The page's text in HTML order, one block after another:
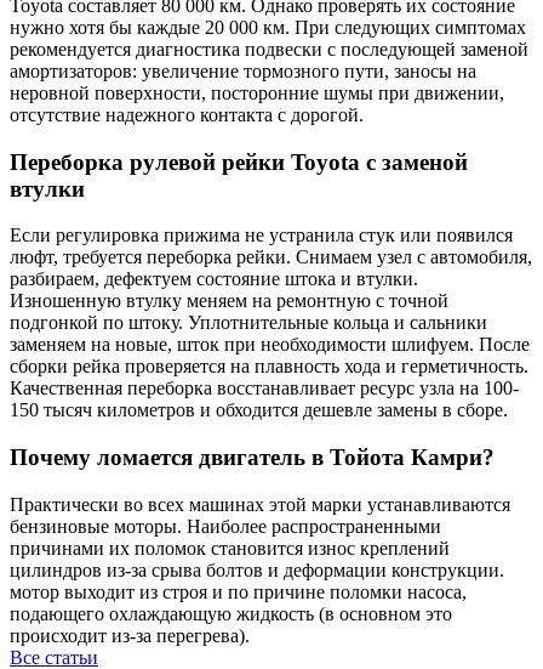
Toyota составляет 80 000 км. Однако проверять их состояние
нужно хотя бы каждые 20 000 км. При следующих симптомах
рекомендуется диагностика подвески с последующей заменой
амортизаторов: увеличение тормозного пути, заносы на
неровной поверхности, посторонние шумы при движении,
отсутствие надежного контакта с дорогой.
Переборка рулевой рейки Toyota с заменой
втулки
Если регулировка прижима не устранила стук или появился
люфт, требуется переборка рейки. Снимаем узел с автомобиля,
разбираем, дефектуем состояние штока и втулки.
Изношенную втулку меняем на ремонтную с точной
подгонкой по штоку. Уплотнительные кольца и сальники
заменяем на новые, шток при необходимости шлифуем. После
сборки рейка проверяется на плавность хода и герметичность.
Качественная переборка восстанавливает ресурс узла на 100-
150 тысяч километров и обходится дешевле замены в сборе.
Почему ломается двигатель в Тойота Камри?
Практически во всех машинах этой марки устанавливаются
бензиновые моторы. Наиболее распространенными
причинами их поломок становится износ креплений
цилиндров из-за срыва болтов и деформации конструкции.
мотор выходит из строя и по причине поломки насоса,
подающего охлаждающую жидкость (в основном это
происходит из-за перегрева).
Все статьи